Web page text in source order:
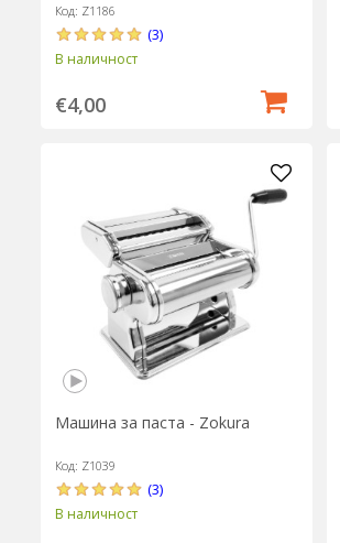
Код: Z1186
(3)
В наличност
€4,00
Машина за паста - Zokura
Код: Z1039
(3)
В наличност